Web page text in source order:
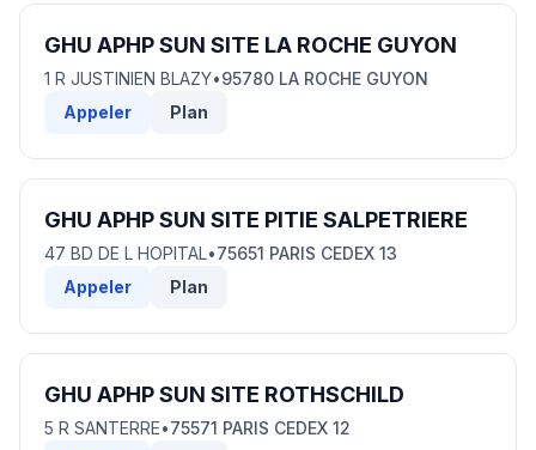
GHU APHP SUN SITE LA ROCHE GUYON
1 R JUSTINIEN BLAZY•95780 LA ROCHE GUYON
Appeler
Plan
GHU APHP SUN SITE PITIE SALPETRIERE
47 BD DE L HOPITAL•75651 PARIS CEDEX 13
Appeler
Plan
GHU APHP SUN SITE ROTHSCHILD
5 R SANTERRE•75571 PARIS CEDEX 12